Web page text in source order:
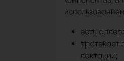
есть
протекает
лактации;